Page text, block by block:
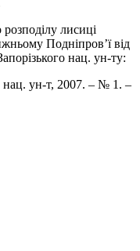
лисиці
Подніпров’ї від
нац. ун-ту:
нац. ун-т, 2007. – № 1. –